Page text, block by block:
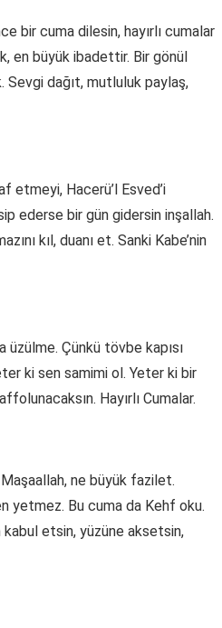
bir cuma dilesin, hayırlı cumalar
en büyük ibadettir. Bir gönül
Sevgi dağıt, mutluluk paylaş,
etmeyi, Hacerü’l Esved’i
ederse bir gün gidersin inşallah.
kıl, duanı et. Sanki Kabe’nin
üzülme. Çünkü tövbe kapısı
ki sen samimi ol. Yeter ki bir
Hayırlı Cumalar.
ne büyük fazilet.
yetmez. Bu cuma da Kehf oku.
kabul etsin, yüzüne aksetsin,